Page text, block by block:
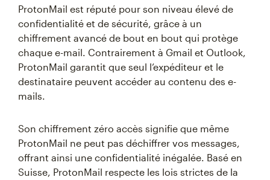
ProtonMail est réputé pour son niveau élevé de
confidentialité et de sécurité, grâce à un
chiffrement avancé de bout en bout qui protège
chaque e-mail. Contrairement à Gmail et Outlook,
ProtonMail garantit que seul l’expéditeur et le
destinataire peuvent accéder au contenu des e-
mails.
Son chiffrement zéro accès signifie que même
ProtonMail ne peut pas déchiffrer vos messages,
offrant ainsi une confidentialité inégalée. Basé en
Suisse, ProtonMail respecte les lois strictes de la